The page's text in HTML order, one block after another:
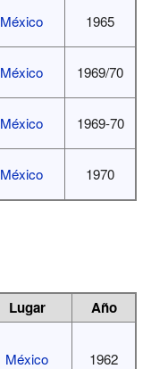
México 1965
México 1969/70
México 1969-70
México 1970
Lugar Año
México 1962